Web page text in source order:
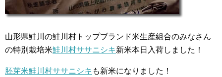
山形県鮭川の鮭川村トップブランド米生産組合のみなさん
の特別栽培米鮭川村ササニシキ新米本日入荷しました！
胚芽米鮭川村ササニシキ も新米になりました！